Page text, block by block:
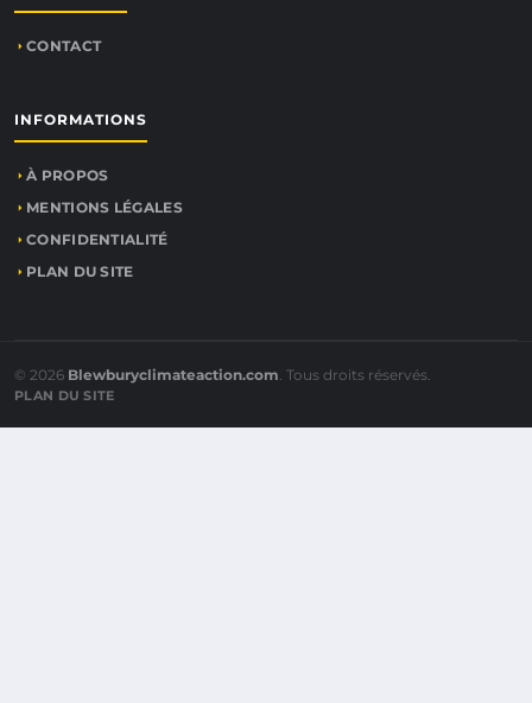
CONTACT
INFORMATIONS
À PROPOS
MENTIONS LÉGALES
CONFIDENTIALITÉ
PLAN DU SITE
© 2026 Blewburyclimateaction.com. Tous droits réservés.
PLAN DU SITE